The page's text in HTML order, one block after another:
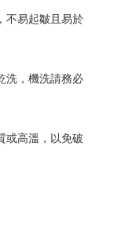
不易起皺且易於
洗，機洗請務必
或高溫，以免破